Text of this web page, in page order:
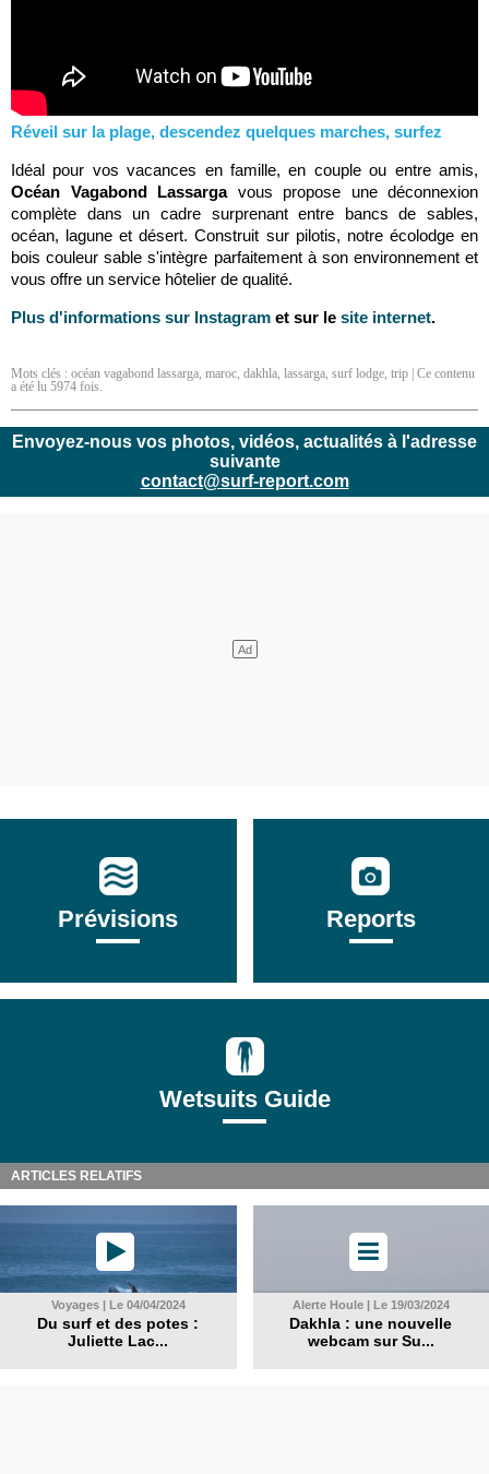
Réveil sur la plage, descendez quelques marches, surfez
Idéal pour vos vacances en famille, en couple ou entre amis,
Océan Vagabond Lassargavous propose une déconnexion
complète dans un cadre surprenant entre bancs de sables,
océan, lagune et désert. Construit sur pilotis, notre écolodge en
bois couleur sable s'intègre parfaitement à son environnement et
vous offre un service hôtelier de qualité.
Plus d'informations sur Instagram et sur le site internet.
Mots clés : océan vagabond lassarga maroc dakhla lassarga surf lodge trip | Ce contenu
a été lu 5974 fois.
Envoyez-nous vos photos, vidéos, actualités à l'adresse
suivante
contact@surf-report.com
Prévisions Reports
Wetsuits Guide
ARTICLES RELATIFS
Voyages | Le 04/04/2024
Du surf et des potes :
Juliette Lac...
Alerte Houle | Le 19/03/2024
Dakhla : une nouvelle
webcam sur Su...